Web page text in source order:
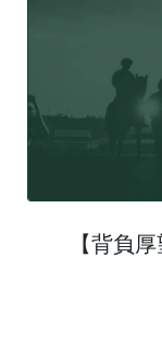
【背負